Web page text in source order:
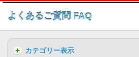
このページの本文へ
よくあるご質問 FAQ
カテゴリー表示